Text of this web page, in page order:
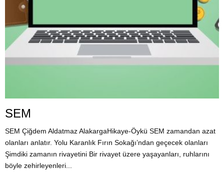
SEM
SEM Çiğdem Aldatmaz AlakargaHikaye-Öykü SEM zamandan azat
olanları anlatır. Yolu Karanlık Fırın Sokağı’ndan geçecek olanları
Şimdiki zamanın rivayetini Bir rivayet üzere yaşayanları, ruhlarını
böyle zehirleyenleri...